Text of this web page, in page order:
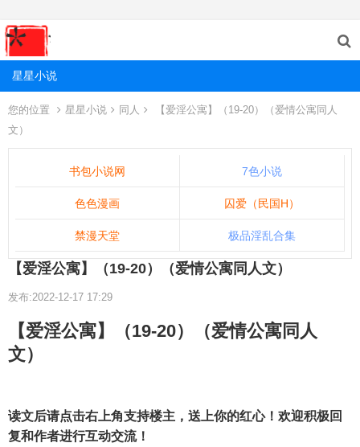
星星小说
您的位置 星星小说 同人
【爱淫公寓】（19-20）（爱情公寓同人
文）
书包小说网 7色小说
色色漫画 囚爱（民国H）
禁漫天堂 极品淫乱合集
【爱淫公寓】（19-20）（爱情公寓同人文）
发布:2022-12-17 17:29
【爱淫公寓】（19-20）（爱情公寓同人
文）
读文后请点击右上角支持楼主，送上你的红心！欢迎积极回
复和作者进行互动交流！